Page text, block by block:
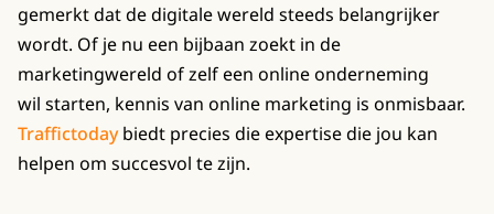
gemerkt dat de digitale wereld steeds belangrijker
wordt. Of je nu een bijbaan zoekt in de
marketingwereld of zelf een online onderneming
wil starten, kennis van online marketing is onmisbaar.
Traffictodaybiedt precies die expertise die jou kan
helpen om succesvol te zijn.